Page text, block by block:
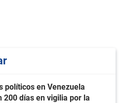
políticos en Venezuela
días en vigilia por la